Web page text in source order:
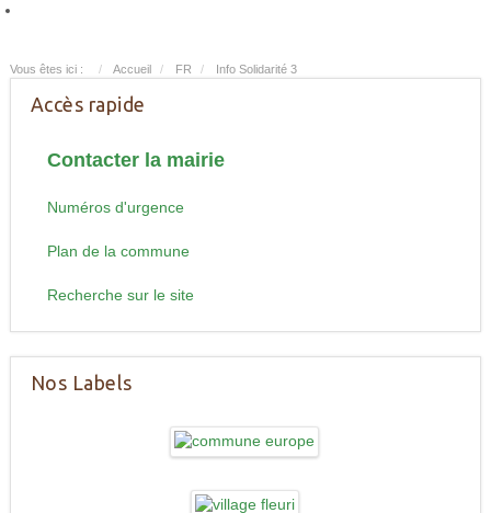
Vous êtes ici : Accueil FR Info Solidarité 3
Accès rapide
Contacter la mairie
Numéros d'urgence
Plan de la commune
Recherche sur le site
Nos Labels